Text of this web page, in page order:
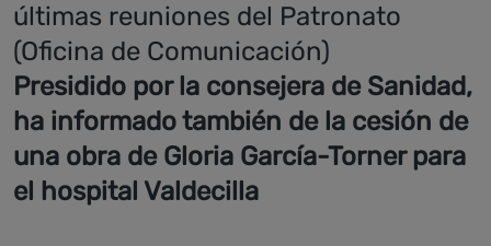
últimas reuniones del Patronato
(Oficina de Comunicación)
Presidido por la consejera de Sanidad,
ha informado también de la cesión de
una obra de Gloria García-Torner para
el hospital Valdecilla